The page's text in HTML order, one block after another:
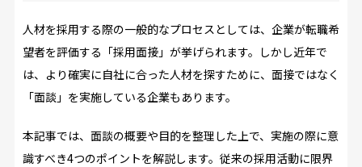
人材を採用する際の一般的なプロセスとしては、企業が転職希
望者を評価する「採用面接」が挙げられます。しかし近年で
は、より確実に自社に合った人材を探すために、面接ではなく
「面談」を実施している企業もあります。
本記事では、面談の概要や目的を整理した上で、実施の際に意
識すべき4つのポイントを解説します。従来の採用活動に限界